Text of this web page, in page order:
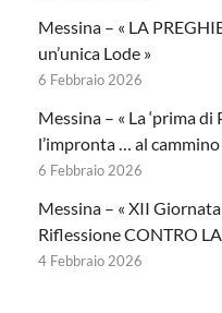
Messina – « LA
un’unica Lode »
6 Febbraio 2026
Messina – « La ‘prima
l’impronta … al
6 Febbraio 2026
Messina – « XII
Riflessione CONTRO
4 Febbraio 2026